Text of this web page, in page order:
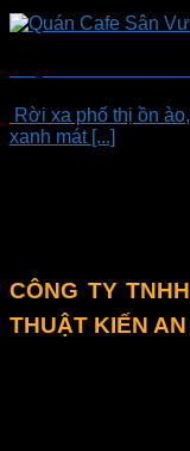
Rời xa phố thị ồn
xanh mát [...]
CÔNG TY
THUẬT KIẾN AN